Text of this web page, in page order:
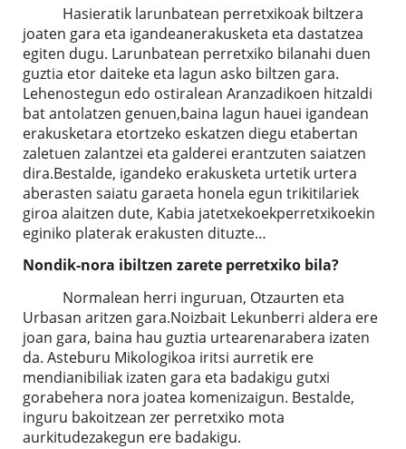
Hasieratik larunbatean perretxikoak biltzera
joaten gara eta igandeanerakusketa eta dastatzea
egiten dugu. Larunbatean perretxiko bilanahi duen
guztia etor daiteke eta lagun asko biltzen gara.
Lehenostegun edo ostiralean Aranzadikoen hitzaldi
bat antolatzen genuen,baina lagun hauei igandean
erakusketara etortzeko eskatzen diegu etabertan
zaletuen zalantzei eta galderei erantzuten saiatzen
dira.Bestalde, igandeko erakusketa urtetik urtera
aberasten saiatu garaeta honela egun trikitilariek
giroa alaitzen dute, Kabia jatetxekoekperretxikoekin
eginiko platerak erakusten dituzte…
Nondik-nora ibiltzen zarete perretxiko bila?
Normalean herri inguruan, Otzaurten eta
Urbasan aritzen gara.Noizbait Lekunberri aldera ere
joan gara, baina hau guztia urtearenarabera izaten
da. Asteburu Mikologikoa iritsi aurretik ere
mendianibiliak izaten gara eta badakigu gutxi
gorabehera nora joatea komenizaigun. Bestalde,
inguru bakoitzean zer perretxiko mota
aurkitudezakegun ere badakigu.